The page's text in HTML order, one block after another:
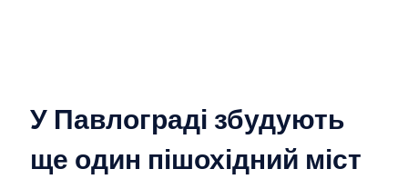
У Павлограді збудують
ще один пішохідний міст